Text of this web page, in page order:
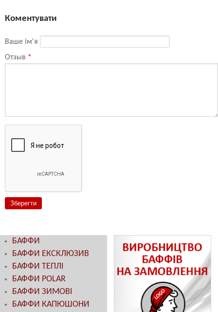
Коментувати
Ваше ім'я
Отзыв *
БАФФИ
БАФФИ ЕКСКЛЮЗИВ
БАФФИ ТЕПЛІ
БАФФИ POLAR
БАФФИ ЗИМОВІ
БАФФИ КАПЮШОНИ